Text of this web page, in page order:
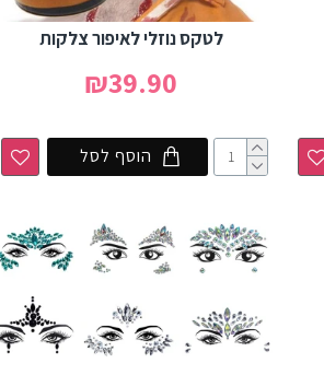
לטקס נוזלי לאיפור צלקות
₪39.90
הוסף לסל